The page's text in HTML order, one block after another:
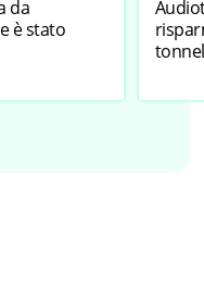
da
è stato